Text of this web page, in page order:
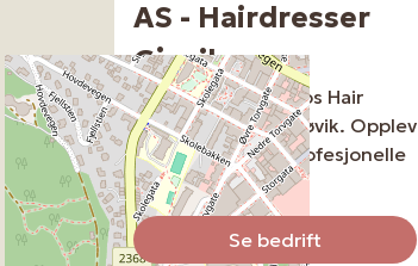
AS - Hairdresser
Gjovik
Ekspert hårpleie hos Hair
Hairdresser AS i Gjøvik. Opplev
luksus med våre profesjonelle
tjenester.
Se bedrift